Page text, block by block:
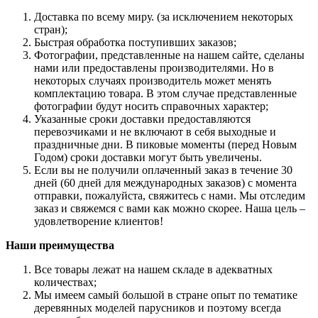
Доставка по всему миру. (за исключением некоторых
стран);
Быстрая обработка поступивших заказов;
Фотографии, представленные на нашем сайте, сделаны
нами или предоставлены производителями. Но в
некоторых случаях производитель может менять
комплектацию товара. В этом случае представленные
фотографии будут носить справочных характер;
Указанные сроки доставки предоставляются
перевозчиками и не включают в себя выходные и
праздничные дни. В пиковые моменты (перед Новым
Годом) сроки доставки могут быть увеличены.
Если вы не получили оплаченный заказ в течение 30
дней (60 дней для международных заказов) с момента
отправки, пожалуйста, свяжитесь с нами. Мы отследим
заказ и свяжемся с вами как можно скорее. Наша цель –
удовлетворение клиентов!
Наши преимущества
Все товары лежат на нашем складе в адекватных
количествах;
Мы имеем самый большой в стране опыт по тематике
деревянных моделей парусников и поэтому всегда